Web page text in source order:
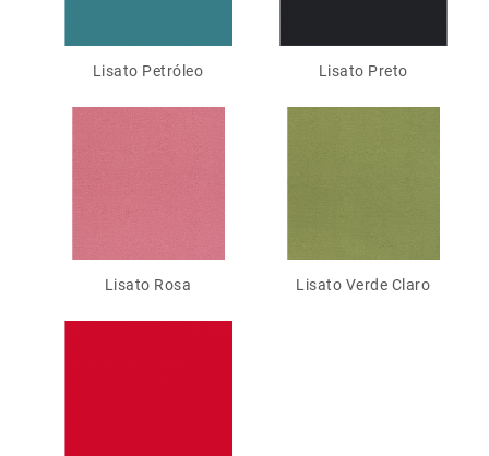
Lisato Petróleo Lisato Preto
Lisato Rosa Lisato Verde Claro